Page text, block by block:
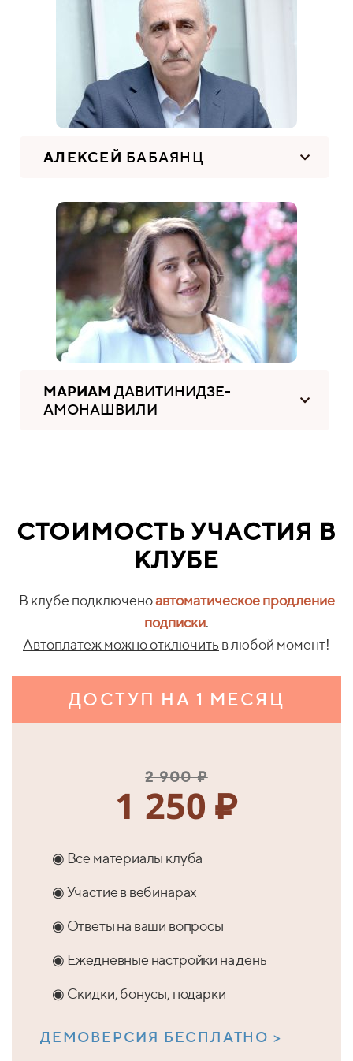
АЛЕКСЕЙ БАБАЯНЦ
МАРИАМ ДАВИТИНИДЗЕ-
АМОНАШВИЛИ
СТОИМОСТЬ УЧАСТИЯ В
КЛУБЕ
В клубе подключеноавтоматическое продление
подписки.
Автоплатеж можно отключить в любой момент!
ДОСТУП НА 1 МЕСЯЦ
2 900 ₽
1 250 ₽
◉ Все материалы клуба
◉ Участие в вебинарах
◉ Ответы на ваши вопросы
◉ Ежедневные настройки на день
◉ Скидки, бонусы, подарки
ДЕМОВЕРСИЯ БЕСПЛАТНО >